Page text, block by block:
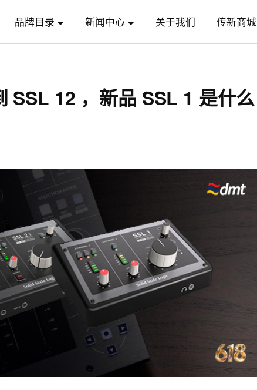
品牌目录 新闻中心 关于我们 传新商城
SSL 12 ，新品 SSL 1 是什么